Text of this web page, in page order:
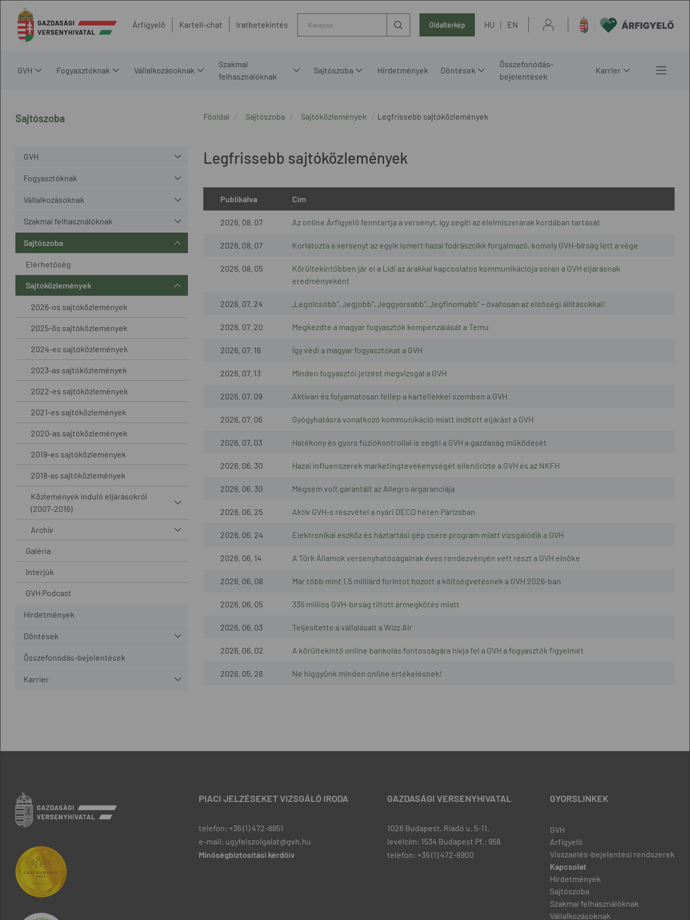
Árfigyelő Kartell-chat Iratbetekintés Oldaltérkép HU EN
GVH Fogyasztóknak Vállalkozásoknak
Szakmai
felhasználóknak
Sajtószoba Hirdetmények Döntések
Összefonódás-
bejelentések
Karrier
Sajtószoba
GVH
Fogyasztóknak
Vállalkozásoknak
Szakmai felhasználóknak
Sajtószoba
Elérhetőség
Sajtóközlemények
2026-os sajtóközlemények
2025-ös sajtóközlemények
2024-es sajtóközlemények
2023-as sajtóközlemények
2022-es sajtóközlemények
2021-es sajtóközlemények
2020-as sajtóközlemények
2019-es sajtóközlemények
2018-as sajtóközlemények
Közlemények induló eljárásokról
(2007-2016)
Archív
Galéria
Interjúk
GVH Podcast
Hirdetmények
Döntések
Összefonódás-bejelentések
Karrier
Főoldal Sajtószoba Sajtóközlemények Legfrissebb sajtóközlemények
Legfrissebb sajtóközlemények
Publikálva Cím
2026. 08. 07 Az online Árfigyelő fenntartja a versenyt, így segíti az élelmiszerárak kordában tartását
2026. 08. 07 Korlátozta a versenyt az egyik ismert hazai fodrászcikk forgalmazó, komoly GVH-bírság lett a vége
2026. 08. 05
Körültekintőbben jár el a Lidl az árakkal kapcsolatos kommunikációja során a GVH eljárásnak
eredményeként
2026. 07. 24 „Legolcsóbb”, „legjobb”, „leggyorsabb”, „legfinomabb” – óvatosan az elsőségi állításokkal!
2026. 07. 20 Megkezdte a magyar fogyasztók kompenzálását a Temu
2026. 07. 16 Így védi a magyar fogyasztókat a GVH
2026. 07. 13 Minden fogyasztói jelzést megvizsgál a GVH
2026. 07. 09 Aktívan és folyamatosan fellép a kartellekkel szemben a GVH
2026. 07. 06 Gyógyhatásra vonatkozó kommunikáció miatt indított eljárást a GVH
2026. 07. 03 Hatékony és gyors fúziókontrollal is segíti a GVH a gazdaság működését
2026. 06. 30 Hazai influenszerek marketingtevékenységét ellenőrizte a GVH és az NKFH
2026. 06. 30 Mégsem volt garantált az Allegro árgaranciája
2026. 06. 25 Aktív GVH-s részvétel a nyári OECD héten Párizsban
2026. 06. 24 Elektronikai eszköz és háztartási gép csere program miatt vizsgálódik a GVH
2026. 06. 14 A Türk Államok versenyhatóságainak éves rendezvényén vett részt a GVH elnöke
2026. 06. 08 Már több mint 1,5 milliárd forintot hozott a költségvetésnek a GVH 2026-ban
2026. 06. 05 336 milliós GVH-bírság tiltott ármegkötés miatt
2026. 06. 03 Teljesítette a vállalásait a Wizz Air
2026. 06. 02 A körültekintő online bankolás fontosságára hívja fel a GVH a fogyasztók figyelmét
2026. 05. 26 Ne higgyünk minden online értékelésnek!
PIACI JELZÉSEKET VIZSGÁLÓ IRODA
telefon: +36 (1) 472-8851
e-mail: ugyfelszolgalat@gvh.hu
Minőségbiztosítási kérdőív
GAZDASÁGI VERSENYHIVATAL
1026 Budapest, Riadó u. 5-11.
levélcím: 1534 Budapest Pf.: 958
telefon: +36 (1) 472-8900
GYORSLINKEK
GVH
Árfigyelő
Visszaélés-bejelentési rendszerek
Kapcsolat
Hirdetmények
Sajtószoba
Szakmai felhasználóknak
Vállalkozásoknak